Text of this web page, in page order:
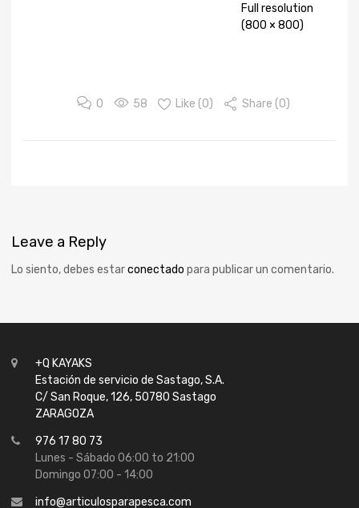
Full resolution
(800 × 800)
0 58 Like (0) Share (0)
Leave a Reply
Lo siento, debes estarconectado para publicar un comentario.
+Q KAYAKS
Estación de servicio de Sastago, S.A.
C/ San Roque, 126, 50780 Sastago
ZARAGOZA
976 17 80 73
Lunes - Sábado 06:00 to 21:00
Domingo 07:00 - 14:00
info@articulosparapesca.com